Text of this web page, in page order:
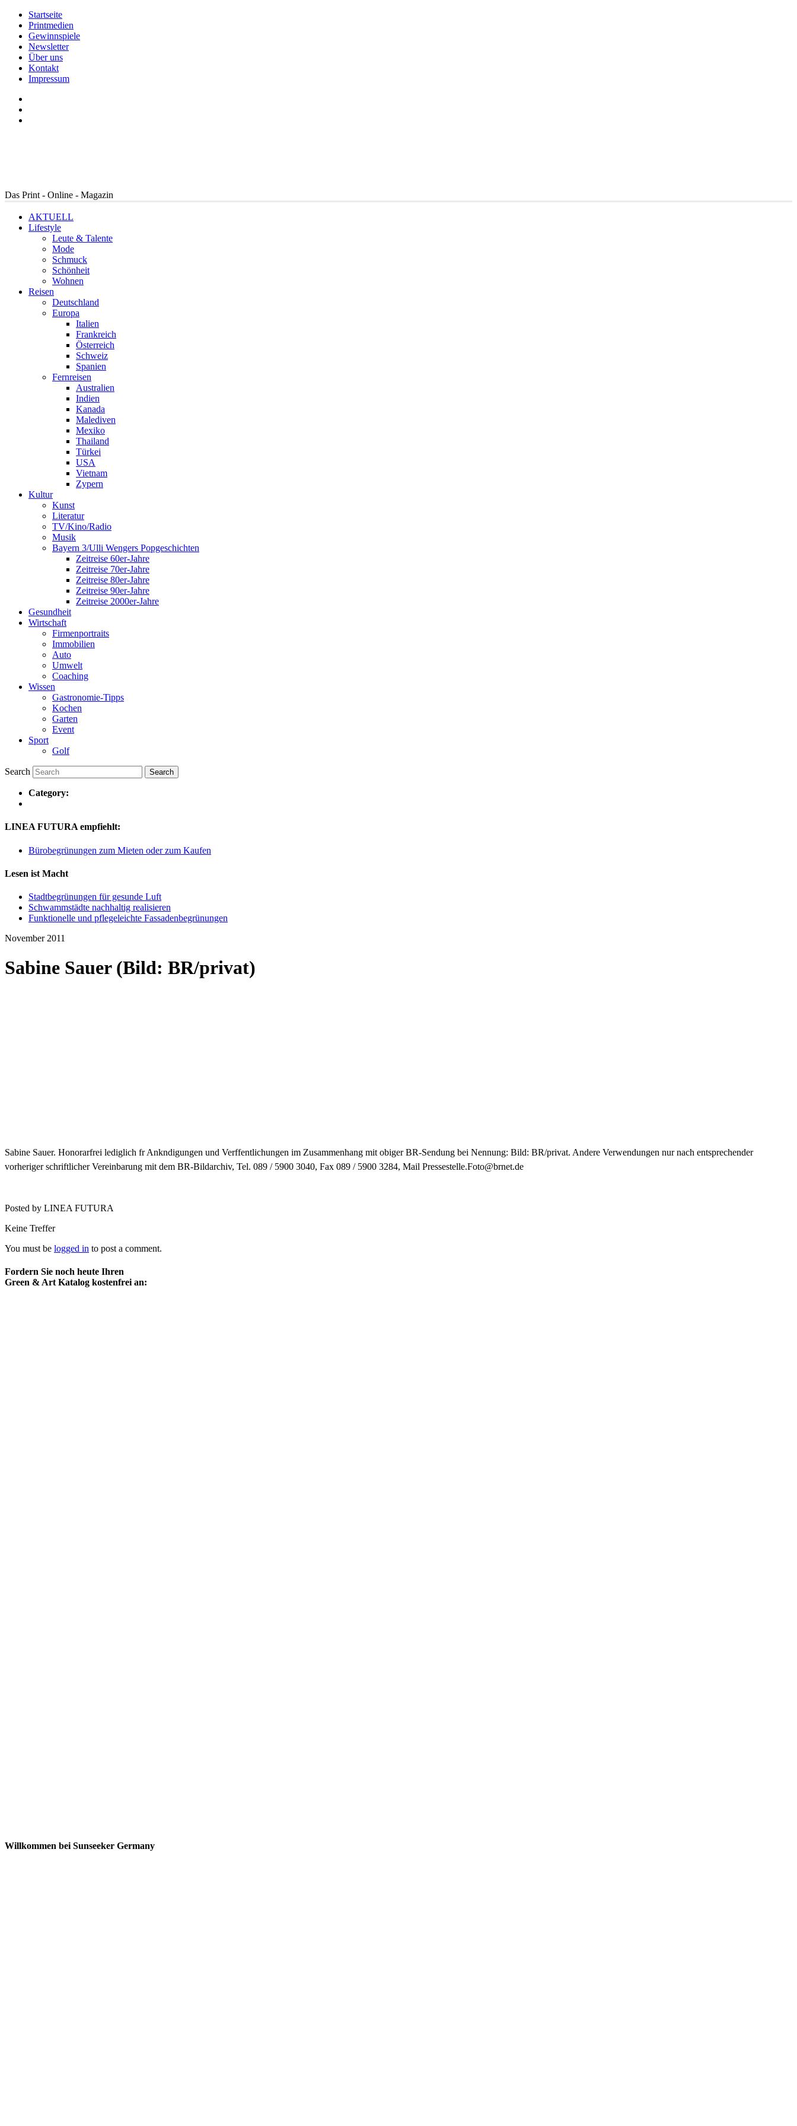
Startseite
Printmedien
Gewinnspiele
Newsletter
Über uns
Kontakt
Impressum
Das Print - Online - Magazin
AKTUELL
Lifestyle
Leute & Talente
Mode
Schmuck
Schönheit
Wohnen
Reisen
Deutschland
Europa
Italien
Frankreich
Österreich
Schweiz
Spanien
Fernreisen
Australien
Indien
Kanada
Malediven
Mexiko
Thailand
Türkei
USA
Vietnam
Zypern
Kultur
Kunst
Literatur
TV/Kino/Radio
Musik
Bayern 3/Ulli Wengers Popgeschichten
Zeitreise 60er-Jahre
Zeitreise 70er-Jahre
Zeitreise 80er-Jahre
Zeitreise 90er-Jahre
Zeitreise 2000er-Jahre
Gesundheit
Wirtschaft
Firmenportraits
Immobilien
Auto
Umwelt
Coaching
Wissen
Gastronomie-Tipps
Kochen
Garten
Event
Sport
Golf
Search
Category:
LINEA FUTURA empfiehlt:
Bürobegrünungen zum Mieten oder zum Kaufen
Lesen ist Macht
Stadtbegrünungen für gesunde Luft
Schwammstädte nachhaltig realisieren
Funktionelle und pflegeleichte Fassadenbegrünungen
November 2011
Sabine Sauer (Bild: BR/privat)
Sabine Sauer. Honorarfrei lediglich fr Ankndigungen und Verffentlichungen im Zusammenhang mit obiger BR-Sendung bei Nennung: Bild: BR/privat. Andere Verwendungen nur nach entsprechender
vorheriger schriftlicher Vereinbarung mit dem BR-Bildarchiv, Tel. 089 / 5900 3040, Fax 089 / 5900 3284, Mail Pressestelle.Foto@brnet.de
Posted by LINEA FUTURA
Keine Treffer
You must be logged in to post a comment.
Fordern Sie noch heute Ihren
Green & Art Katalog kostenfrei an:
Willkommen bei Sunseeker Germany